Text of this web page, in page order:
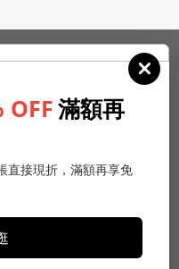
OFF滿額再
直接現折，滿額再享免